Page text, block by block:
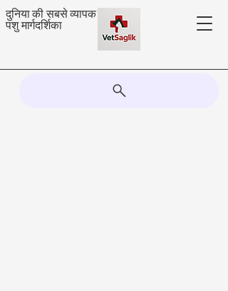
दुनिया की सबसे व्यापक
पशु मार्गदर्शिका